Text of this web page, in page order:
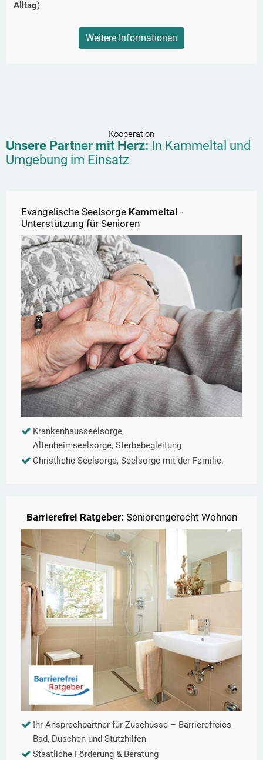
Alltag)
Weitere Informationen
Kooperation
Unsere Partner mit Herz: In Kammeltal und
Umgebung im Einsatz
Evangelische Seelsorge Kammeltal -
Unterstützung für Senioren
Krankenhausseelsorge,
Altenheimseelsorge, Sterbebegleitung
Christliche Seelsorge, Seelsorge mit der Familie.
Barrierefrei Ratgeber: Seniorengerecht Wohnen
Ihr Ansprechpartner für Zuschüsse – Barrierefreies
Bad, Duschen und Stützhilfen
Staatliche Förderung & Beratung